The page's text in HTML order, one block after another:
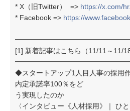
* X（旧Twitter） => https://x.com/
* Facebook => https://
[1] 新着記事はこちら（11/11～11/18
◆スタートアップ1人目人事の採用
内定承諾率100％をど
う実現したのか
〈インタビュー《人材採用》｜ ひ